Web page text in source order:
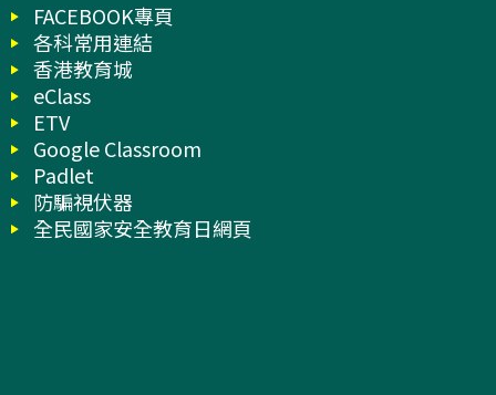
FACEBOOK專頁
各科常用連結
香港教育城
eClass
ETV
Google Classroom
Padlet
防騙視伏器
全民國家安全教育日網頁